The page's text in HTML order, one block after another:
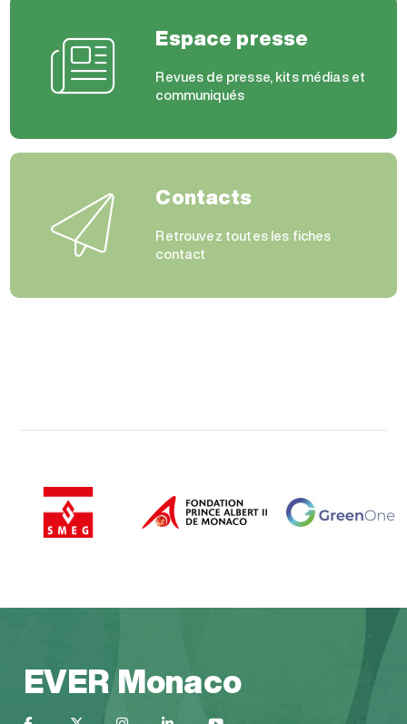
Espace presse
Revues de presse, kits médias et
communiqués
Contacts
Retrouvez toutes les fiches
contact
EVER Monaco